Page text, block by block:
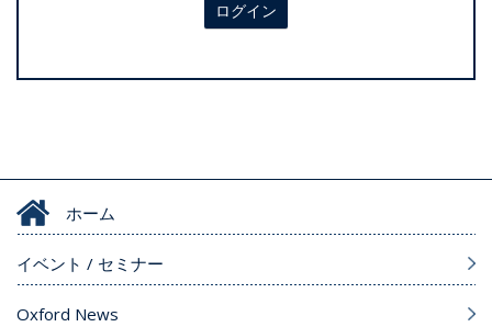
ログイン
ホーム
イベント / セミナー
Oxford News